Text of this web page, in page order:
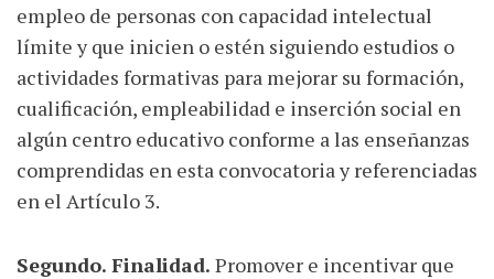
empleo de personas con capacidad intelectual
límite y que inicien o estén siguiendo estudios o
actividades formativas para mejorar su formación,
cualificación, empleabilidad e inserción social en
algún centro educativo conforme a las enseñanzas
comprendidas en esta convocatoria y referenciadas
en el Artículo 3.
Segundo. Finalidad. Promover e incentivar que